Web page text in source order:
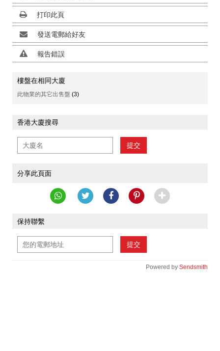
打印此頁
發送電郵給好友
報告錯誤
樓盤在相同大廈
此物業的其它出售盤 (3)
香港大廈搜尋
提交
分享此頁面
保持聯繫
提交
Powered by Sendsmith